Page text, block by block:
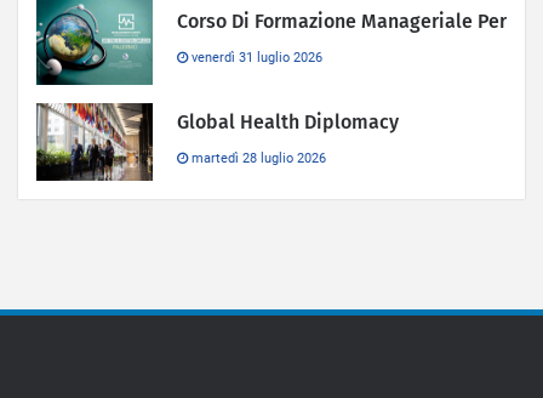
Corso Di Formazione Manageriale Per
venerdì 31 luglio 2026
Global Health Diplomacy
martedì 28 luglio 2026